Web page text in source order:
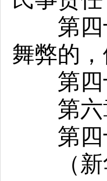
第四十
舞弊的
第四十
第六
第四十
（新华